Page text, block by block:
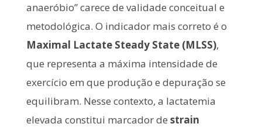
anaeróbio” carece de validade conceitual e
metodológica. O indicador mais correto é o
Maximal Lactate Steady State (MLSS),
que representa a máxima intensidade de
exercício em que produção e depuração se
equilibram. Nesse contexto, a lactatemia
elevada constitui marcador de strain